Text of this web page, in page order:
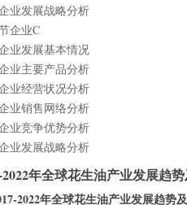
业发展战略分析
企业C
业发展基本情况
业主要产品分析
业经营状况分析
业销售网络分析
业竞争优势分析
业发展战略分析
年全球花生油产业发展趋
2022年全球花生油产业发展趋势